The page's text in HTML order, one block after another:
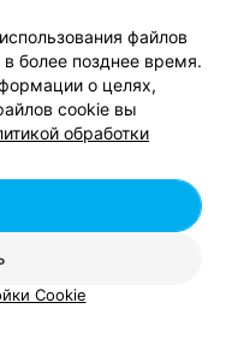
файлов
в более позднее время.
о целях,
cookie вы
обработки
Cookie